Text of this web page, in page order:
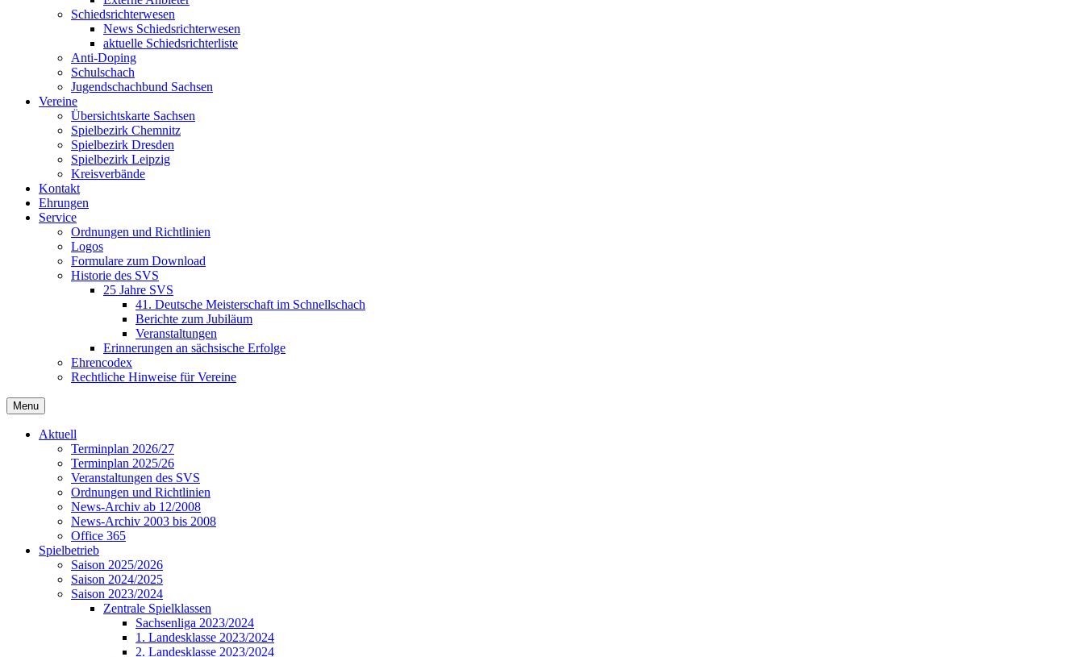
Schiedsrichterwesen
News Schiedsrichterwesen
aktuelle Schiedsrichterliste
Anti-Doping
Schulschach
Jugendschachbund Sachsen
Vereine
Übersichtskarte Sachsen
Spielbezirk Chemnitz
Spielbezirk Dresden
Spielbezirk Leipzig
Kreisverbände
Kontakt
Ehrungen
Service
Ordnungen und Richtlinien
Logos
Formulare zum Download
Historie des SVS
25 Jahre SVS
41. Deutsche Meisterschaft im Schnellschach
Berichte zum Jubiläum
Veranstaltungen
Erinnerungen an sächsische Erfolge
Ehrencodex
Rechtliche Hinweise für Vereine
Menu
Aktuell
Terminplan 2026/27
Terminplan 2025/26
Veranstaltungen des SVS
Ordnungen und Richtlinien
News-Archiv ab 12/2008
News-Archiv 2003 bis 2008
Office 365
Spielbetrieb
Saison 2025/2026
Saison 2024/2025
Saison 2023/2024
Zentrale Spielklassen
Sachsenliga 2023/2024
1. Landesklasse 2023/2024
2. Landesklasse 2023/2024